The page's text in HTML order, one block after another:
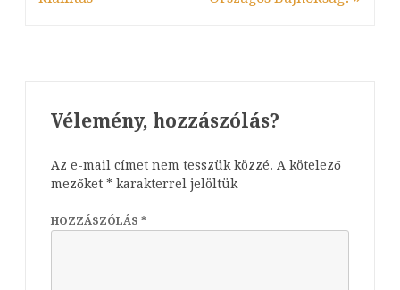
Vélemény, hozzászólás?
Az e-mail címet nem tesszük közzé. A kötelező
mezőket * karakterrel jelöltük
HOZZÁSZÓLÁS *